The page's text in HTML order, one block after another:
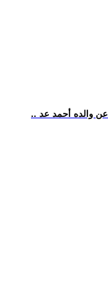
والده أحمد عد